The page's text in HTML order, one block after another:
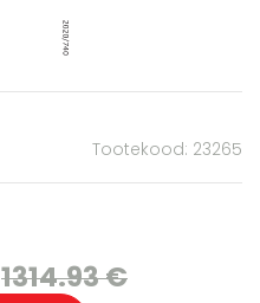
Tootekood: 23265
1314.93 €